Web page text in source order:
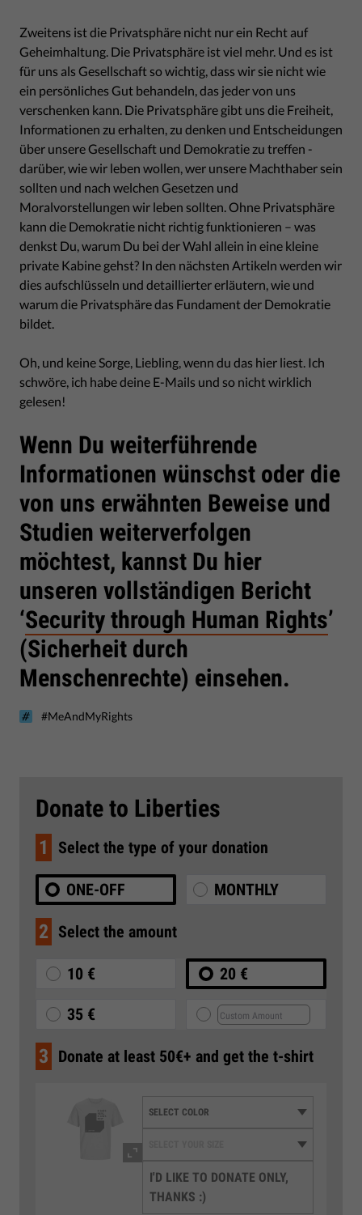
Zweitens ist die Privatsphäre nicht nur ein Recht auf
Geheimhaltung. Die Privatsphäre ist viel mehr. Und es ist
für uns als Gesellschaft so wichtig, dass wir sie nicht wie
ein persönliches Gut behandeln, das jeder von uns
verschenken kann. Die Privatsphäre gibt uns die Freiheit,
Informationen zu erhalten, zu denken und Entscheidungen
über unsere Gesellschaft und Demokratie zu treffen -
darüber, wie wir leben wollen, wer unsere Machthaber sein
sollten und nach welchen Gesetzen und
Moralvorstellungen wir leben sollten. Ohne Privatsphäre
kann die Demokratie nicht richtig funktionieren – was
denkst Du, warum Du bei der Wahl allein in eine kleine
private Kabine gehst? In den nächsten Artikeln werden wir
dies aufschlüsseln und detaillierter erläutern, wie und
warum die Privatsphäre das Fundament der Demokratie
bildet.
Oh, und keine Sorge, Liebling, wenn du das hier liest. Ich
schwöre, ich habe deine E-Mails und so nicht wirklich
gelesen!
Wenn Du weiterführende
Informationen wünschst oder die
von uns erwähnten Beweise und
Studien weiterverfolgen
möchtest, kannst Du hier
unseren vollständigen Bericht
‘Security through Human Rights’
(Sicherheit durch
Menschenrechte) einsehen.
#MeAndMyRights
Donate to Liberties
1 Select the type of your donation
ONE-OFF MONTHLY
2 Select the amount
10 € 20 €
35 €
3 Donate at least 50€+ and get the t-shirt
I'D LIKE TO DONATE ONLY,
THANKS :)